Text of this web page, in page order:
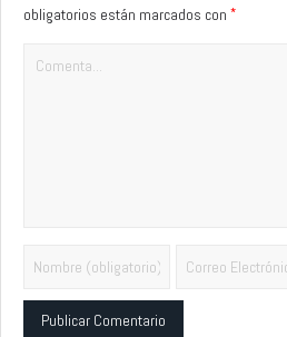
obligatorios están marcados con *